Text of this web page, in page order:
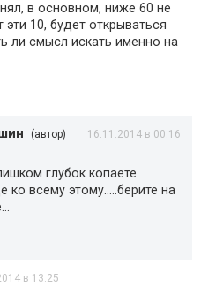
в основном, ниже 60 не
10, будет открываться
ли смысл искать именно на
(автор) 16.11.2014 в 00:16
глубок копаете.
ко всему этому…..берите на
в 13:25